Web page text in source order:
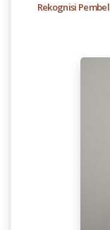
Rekognisi